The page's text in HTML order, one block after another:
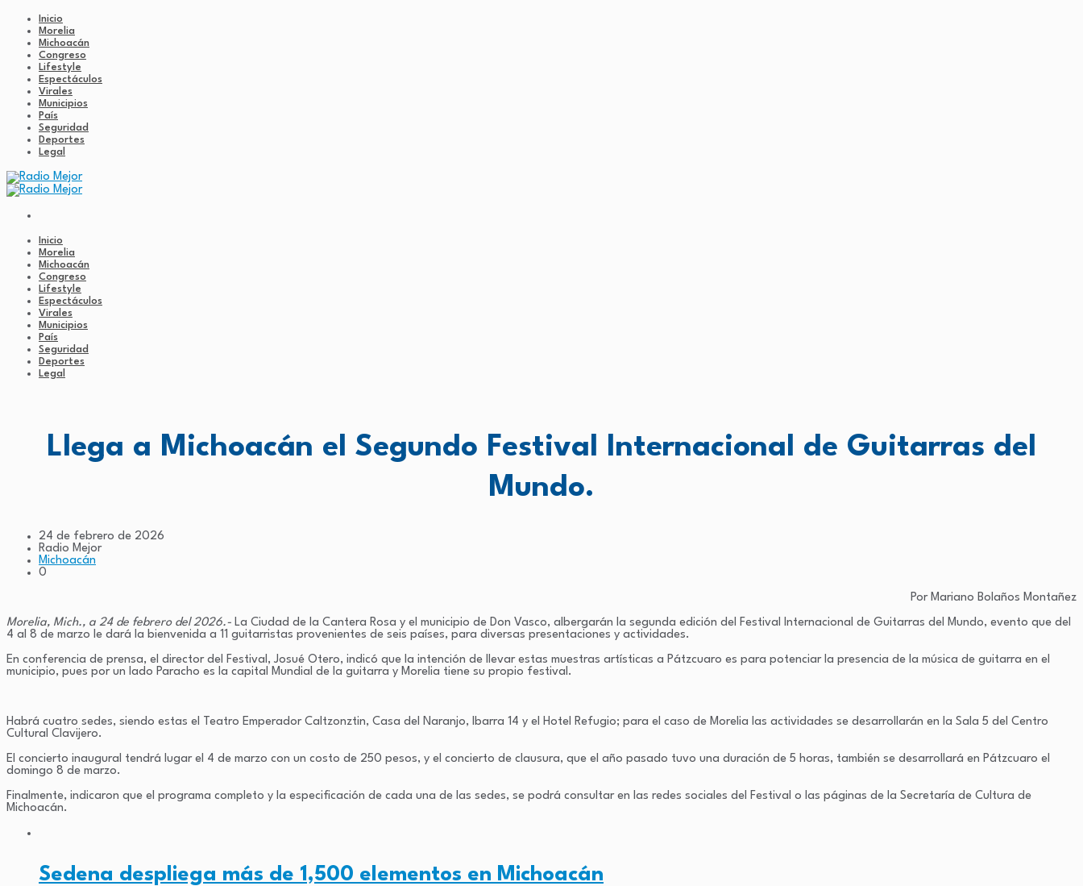
Inicio
Morelia
Michoacán
Congreso
Lifestyle
Espectáculos
Virales
Municipios
País
Seguridad
Deportes
Legal
Inicio
Morelia
Michoacán
Congreso
Lifestyle
Espectáculos
Virales
Municipios
País
Seguridad
Deportes
Legal
Llega a Michoacán el Segundo Festival Internacional de Guitarras del
Mundo.
24 de febrero de 2026
Radio Mejor
Michoacán
0
Por Mariano Bolaños Montañez
Morelia, Mich., a 24 de febrero del 2026.- La Ciudad de la Cantera Rosa y el municipio de Don Vasco, albergarán la segunda edición del Festival Internacional de Guitarras del Mundo, evento que del
4 al 8 de marzo le dará la bienvenida a 11 guitarristas provenientes de seis países, para diversas presentaciones y actividades.
En conferencia de prensa, el director del Festival, Josué Otero, indicó que la intención de llevar estas muestras artísticas a Pátzcuaro es para potenciar la presencia de la música de guitarra en el
municipio, pues por un lado Paracho es la capital Mundial de la guitarra y Morelia tiene su propio festival.
Habrá cuatro sedes, siendo estas el Teatro Emperador Caltzonztin, Casa del Naranjo, Ibarra 14 y el Hotel Refugio; para el caso de Morelia las actividades se desarrollarán en la Sala 5 del Centro
Cultural Clavijero.
El concierto inaugural tendrá lugar el 4 de marzo con un costo de 250 pesos, y el concierto de clausura, que el año pasado tuvo una duración de 5 horas, también se desarrollará en Pátzcuaro el
domingo 8 de marzo.
Finalmente, indicaron que el programa completo y la especificación de cada una de las sedes, se podrá consultar en las redes sociales del Festival o las páginas de la Secretaría de Cultura de
Michoacán.
Sedena despliega más de 1,500 elementos en Michoacán